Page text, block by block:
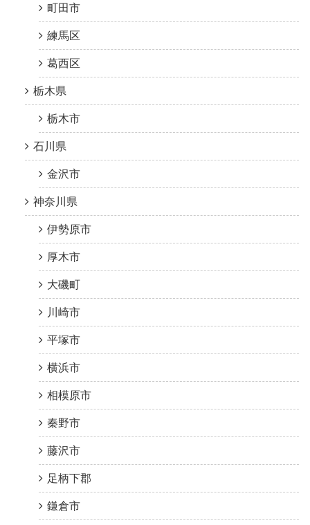
町田市
練馬区
葛西区
栃木県
栃木市
石川県
金沢市
神奈川県
伊勢原市
厚木市
大磯町
川崎市
平塚市
横浜市
相模原市
秦野市
藤沢市
足柄下郡
鎌倉市